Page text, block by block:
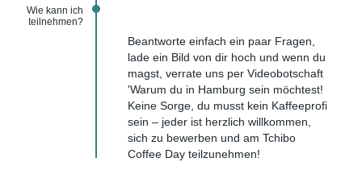
Wie kann ich
teilnehmen?
Beantworte einfach ein paar Fragen,
lade ein Bild von dir hoch und wenn du
magst, verrate uns per Videobotschaft
'Warum du in Hamburg sein möchtest!
Keine Sorge, du musst kein Kaffeeprofi
sein – jeder ist herzlich willkommen,
sich zu bewerben und am Tchibo
Coffee Day teilzunehmen!